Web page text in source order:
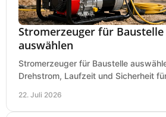
Stromerzeuger für
auswählen
Stromerzeuger für Baustelle
Drehstrom, Laufzeit und Sicherheit
22. Juli 2026